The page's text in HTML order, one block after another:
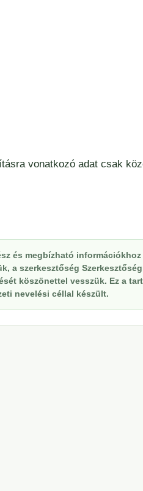
vonatkozó adat csak
és megbízható
a szerkesztőség
köszönettel vesszük. Ez a
nevelési céllal készült.